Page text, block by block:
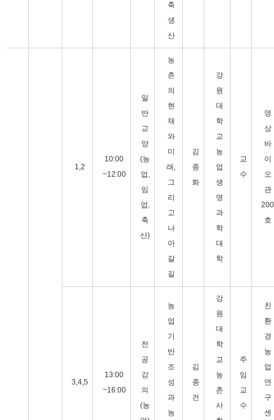
축
생
산
1,2
10:00
~12:00
일
반
교
양
(농
업,
임
업,
축
산)
농
촌
의
현
재
와
미
래,
그
리
고
나
아
갈
길
김
종
화
강
원
대
학
교
농
업
생
명
과
학
대
학
교
수
영
상
바
이
오
관
200
호
3,4,5
13:00
~16:00
전
공
강
의
(농
농
업
기
반
조
성
과
농
김
종
건
강
원
대
학
교
농
촌
사
주
임
교
수
친
환
경
농
업
연
구
센